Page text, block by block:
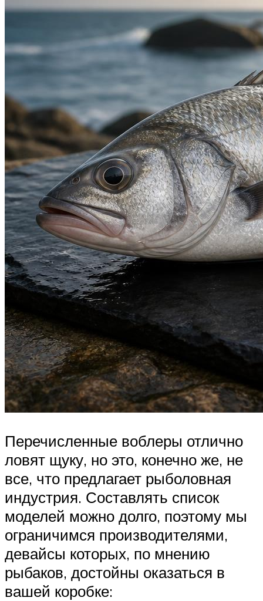
Перечисленные воблеры отлично
ловят щуку, но это, конечно же, не
все, что предлагает рыболовная
индустрия. Составлять список
моделей можно долго, поэтому мы
ограничимся производителями,
девайсы которых, по мнению
рыбаков, достойны оказаться в
вашей коробке: